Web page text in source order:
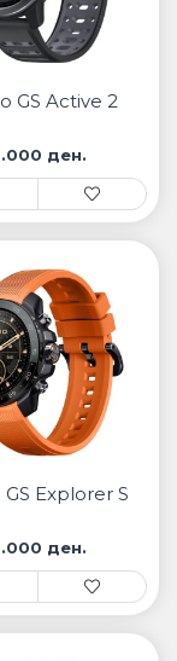
GS Active 2
ден.
Explorer S
ден.